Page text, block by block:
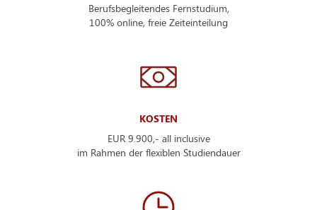
Berufsbegleitendes Fernstudium,
100% online, freie Zeiteinteilung
KOSTEN
EUR 9.900,- all inclusive
im Rahmen der flexiblen Studiendauer